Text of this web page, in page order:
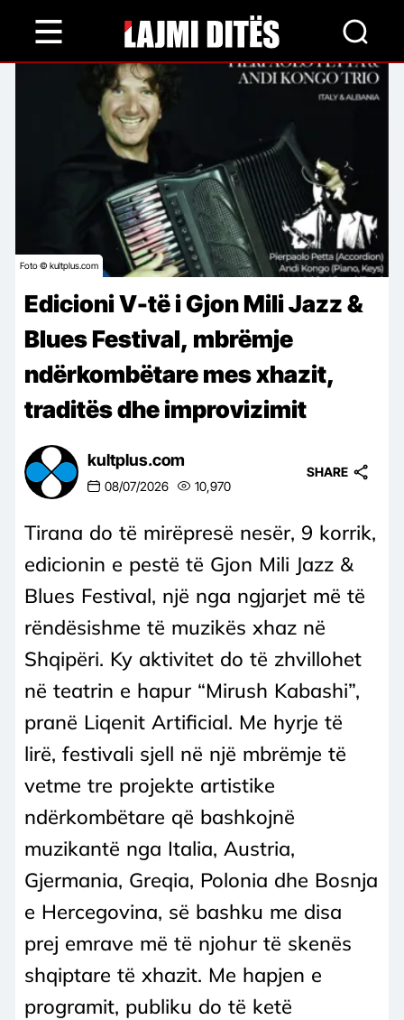
content
Foto © kultplus.com
Edicioni V-të i Gjon Mili Jazz &
Blues Festival, mbrëmje
ndërkombëtare mes xhazit,
traditës dhe improvizimit
kultplus.com
08/07/2026 10,970
SHARE
Tirana do të mirëpresë nesër, 9 korrik,
edicionin e pestë të Gjon Mili Jazz &
Blues Festival, një nga ngjarjet më të
rëndësishme të muzikës xhaz në
Shqipëri. Ky aktivitet do të zhvillohet
në teatrin e hapur “Mirush Kabashi”,
pranë Liqenit Artificial. Me hyrje të
lirë, festivali sjell në një mbrëmje të
vetme tre projekte artistike
ndërkombëtare që bashkojnë
muzikantë nga Italia, Austria,
Gjermania, Greqia, Polonia dhe Bosnja
e Hercegovina, së bashku me disa
prej emrave më të njohur të skenës
shqiptare të xhazit. Me hapjen e
programit, publiku do të ketë